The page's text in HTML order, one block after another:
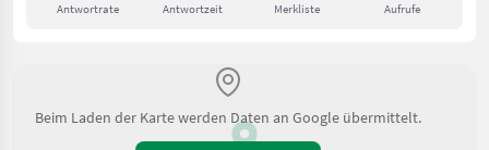
Antwortrate Antwortzeit Merkliste Aufrufe
Beim Laden der Karte werden Daten an Google übermittelt.